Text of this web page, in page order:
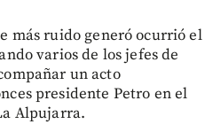
más ruido generó ocurrió el
varios de los jefes de
un acto
presidente Petro en el
Alpujarra.